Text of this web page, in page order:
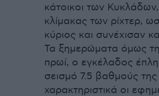
κάτοικοι των
κλίμακας των ρίχτερ,
κύριος και συνέχισαν
Τα ξημερώματα όμως
πρωί, ο εγκέλαδος
σεισμό 7.5 βαθμούς
χαρακτηριστικά οι